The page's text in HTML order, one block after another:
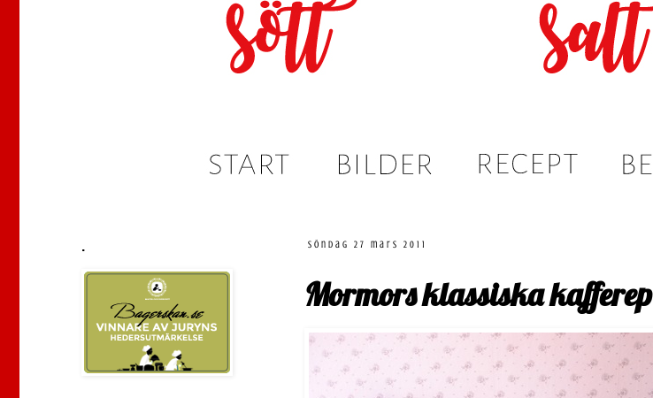
söndag 27 mars 2011
Mormors klassiska kafferep
.